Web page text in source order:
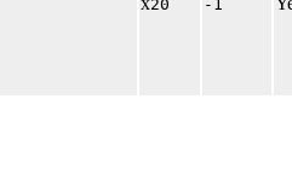
20 -1